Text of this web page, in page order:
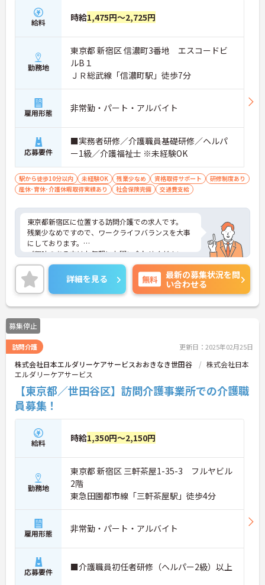
給料 時給1,475円～2,725円
勤務地
東京都 新宿区 信濃町3番地 エスコードビ
ルB１
ＪＲ総武線「信濃町駅」徒歩7分
雇用形態 非常勤・パート・アルバイト
応募要件
■実務者研修／介護職員基礎研修／ヘルパ
ー1級／介護福祉士 ※未経験OK
駅から徒歩10分以内 未経験OK 残業少なめ 資格取得サポート
研修制度あり
産休･育休･介護休暇取得実績あり
社会保険完備 交通費支給
東京都新宿区に位置する訪問介護での求人です。
残業少なめですので、ワークライフバランスを大事
にしております。
ご興味のある方はお気軽にお問い合わせください。
詳細を見る 無料
最新の募集状況を問
い合わせる
募集停止
訪問介護 更新日：2025年02月25日
株式会社日本エルダリーケアサービスおおきなき世田谷
株式会社日本
エルダリーケアサービス
【東京都／世田谷区】訪問介護事業所での介護職
員募集！
給料 時給1,350円～2,150円
勤務地
東京都 新宿区 三軒茶屋1-35-3 フルヤビル
2階
東急田園都市線「三軒茶屋駅」徒歩4分
雇用形態 非常勤・パート・アルバイト
応募要件 ■介護職員初任者研修（ヘルパー2級）以上